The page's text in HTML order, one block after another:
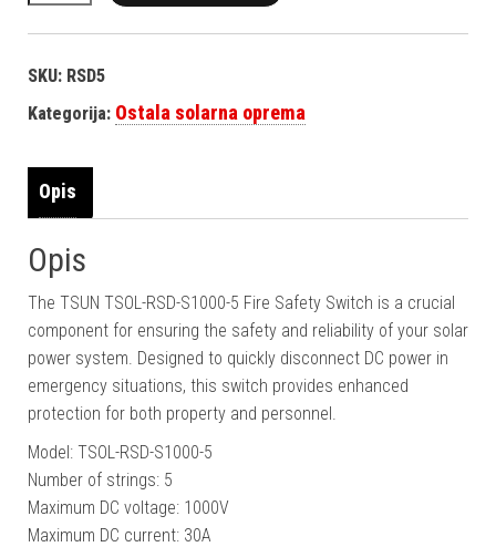
SKU: RSD5
Kategorija: Ostala solarna oprema
Opis
Opis
The TSUN TSOL-RSD-S1000-5 Fire Safety Switch is a crucial
component for ensuring the safety and reliability of your solar
power system. Designed to quickly disconnect DC power in
emergency situations, this switch provides enhanced
protection for both property and personnel.
Model: TSOL-RSD-S1000-5
Number of strings: 5
Maximum DC voltage: 1000V
Maximum DC current: 30A